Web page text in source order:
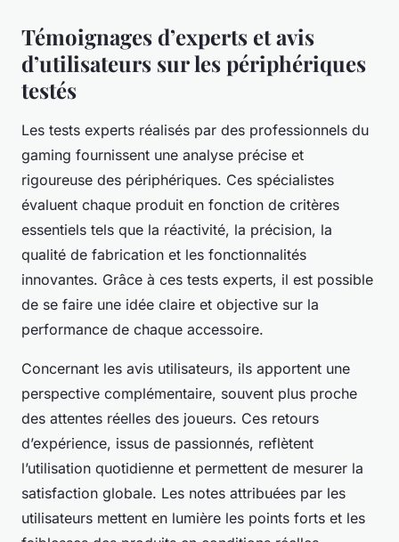
Témoignages d’experts et avis
d’utilisateurs sur les périphériques
testés
Les tests experts réalisés par des professionnels du
gaming fournissent une analyse précise et
rigoureuse des périphériques. Ces spécialistes
évaluent chaque produit en fonction de critères
essentiels tels que la réactivité, la précision, la
qualité de fabrication et les fonctionnalités
innovantes. Grâce à ces tests experts, il est possible
de se faire une idée claire et objective sur la
performance de chaque accessoire.
Concernant les avis utilisateurs, ils apportent une
perspective complémentaire, souvent plus proche
des attentes réelles des joueurs. Ces retours
d’expérience, issus de passionnés, reflètent
l’utilisation quotidienne et permettent de mesurer la
satisfaction globale. Les notes attribuées par les
utilisateurs mettent en lumière les points forts et les